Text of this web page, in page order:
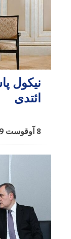
نیکول
ائتدی
8 آوقوست 14:29